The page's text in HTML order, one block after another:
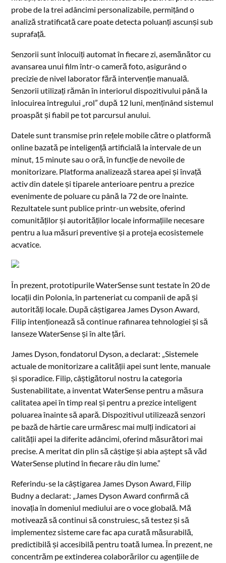
probe de la trei adâncimi personalizabile, permițând o
analiză stratificată care poate detecta poluanți ascunși sub
suprafață.
Senzorii sunt înlocuiți automat în fiecare zi, asemănător cu
avansarea unui film într-o cameră foto, asigurând o
precizie de nivel laborator fără intervenție manuală.
Senzorii utilizați rămân în interiorul dispozitivului până la
înlocuirea întregului „rol” după 12 luni, menținând sistemul
proaspăt și fiabil pe tot parcursul anului.
Datele sunt transmise prin rețele mobile către o platformă
online bazată pe inteligență artificială la intervale de un
minut, 15 minute sau o oră, în funcție de nevoile de
monitorizare. Platforma analizează starea apei și învață
activ din datele și tiparele anterioare pentru a prezice
evenimente de poluare cu până la 72 de ore înainte.
Rezultatele sunt publice printr-un website, oferind
comunităților și autorităților locale informațiile necesare
pentru a lua măsuri preventive și a proteja ecosistemele
acvatice.
În prezent, prototipurile WaterSense sunt testate în 20 de
locații din Polonia, în parteneriat cu companii de apă și
autorități locale. După câștigarea James Dyson Award,
Filip intenționează să continue rafinarea tehnologiei și să
lanseze WaterSense și în alte țări.
James Dyson, fondatorul Dyson, a declarat: „Sistemele
actuale de monitorizare a calității apei sunt lente, manuale
și sporadice. Filip, câștigătorul nostru la categoria
Sustenabilitate, a inventat WaterSense pentru a măsura
calitatea apei în timp real și pentru a prezice inteligent
poluarea înainte să apară. Dispozitivul utilizează senzori
pe bază de hârtie care urmăresc mai mulți indicatori ai
calității apei la diferite adâncimi, oferind măsurători mai
precise. A meritat din plin să câștige și abia aștept să văd
WaterSense plutind în fiecare râu din lume.”
Referindu-se la câștigarea James Dyson Award, Filip
Budny a declarat: „James Dyson Award confirmă că
inovația în domeniul mediului are o voce globală. Mă
motivează să continui să construiesc, să testez și să
implementez sisteme care fac apa curată măsurabilă,
predictibilă și accesibilă pentru toată lumea. În prezent, ne
concentrăm pe extinderea colaborărilor cu agențiile de